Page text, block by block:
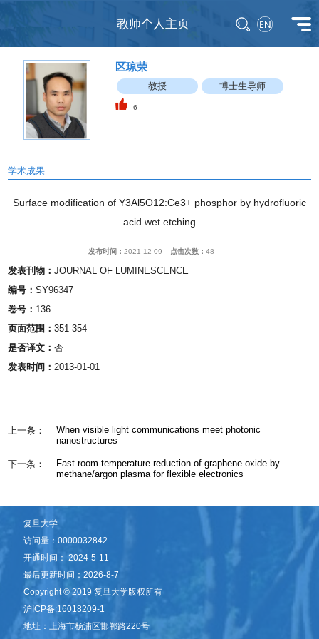
教师个人主页
区琼荣
教授 博士生导师
6
学术成果
Surface modification of Y3Al5O12:Ce3+ phosphor by hydrofluoric
acid wet etching
发布时间：2021-12-09 点击次数：48
发表刊物：JOURNAL OF LUMINESCENCE
编号：SY96347
卷号： 136
页面范围：351-354
是否译文：否
发表时间：2013-01-01
上一条：
When visible light communications meet photonic
nanostructures
下一条：
Fast room-temperature reduction of graphene oxide by
methane/argon plasma for flexible electronics
复旦大学
访问量：0000032842
开通时间：2024-5-11
最后更新时间：2026-8-7
​Copyright © 2019 复旦大学版权所有
沪ICP备:16018209-1
地址：上海市杨浦区邯郸路220号